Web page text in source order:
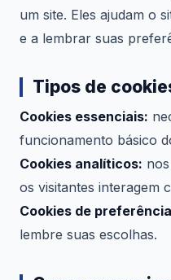
um site. Eles ajudam o
e a lembrar suas
Tipos de
Cookies essenciais:
funcionamento básico
Cookies analíticos:
os visitantes interagem
Cookies de
lembre suas escolhas.